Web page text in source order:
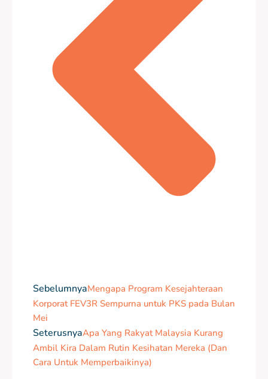
SebelumnyaMengapa Program Kesejahteraan
Korporat FEV3R Sempurna untuk PKS pada Bulan
Mei
SeterusnyaApa Yang Rakyat Malaysia Kurang
Ambil Kira Dalam Rutin Kesihatan Mereka (Dan
Cara Untuk Memperbaikinya)